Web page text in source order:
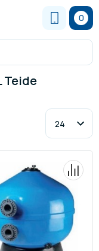
0
Teide